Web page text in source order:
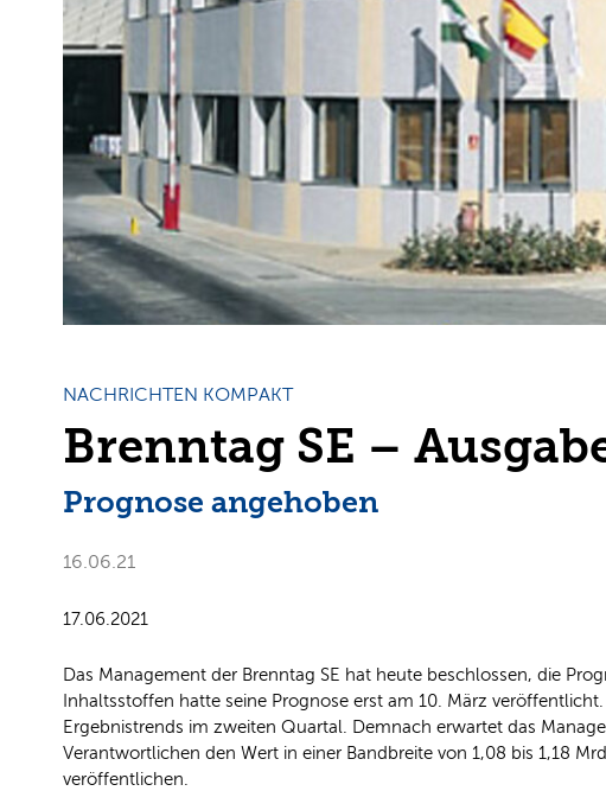
NACHRICHTEN KOMPAKT
Brenntag SE –
Prognose angehoben
16.06.21
17.06.2021
Das Management der Brenntag SE hat heute beschlossen, die
Inhaltsstoffen hatte seine Prognose erst am 10. März
Ergebnistrends im zweiten Quartal. Demnach erwartet das
Verantwortlichen den Wert in einer Bandbreite von 1,08 bis 1,18
veröffentlichen.